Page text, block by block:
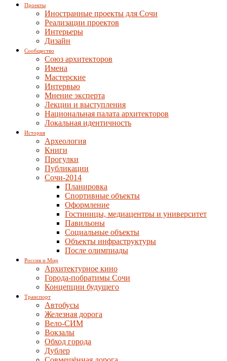
Проекты
Иностранные проекты для Сочи
Реализации проектов
Интерьеры
Дизайн
Сообщество
Союз архитекторов
Имена
Мастерские
Интервью
Мнение эксперта
Лекции и выступления
Национальная палата архитекторов
Локальная идентичность
История
Археология
Книги
Прогулки
Публикации
Сочи-2014
Планировка
Спортивные объекты
Оформление
Гостиницы, медиацентры и университет
Павильоны
Социальные объекты
Объекты инфраструктуры
После олимпиады
Россия и Мир
Архитектурное кино
Города-побратимы Сочи
Концепции будущего
Транспорт
Автобусы
Железная дорога
Вело-СИМ
Вокзалы
Обход города
Дублер